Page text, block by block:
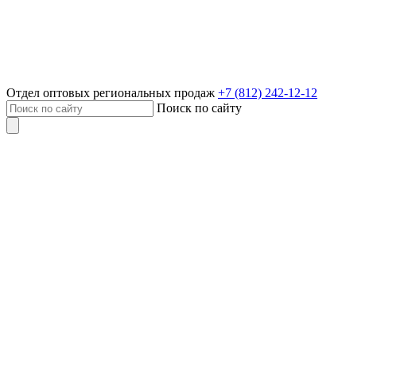
Отдел оптовых региональных продаж +7 (812) 242-12-12
Поиск по сайту